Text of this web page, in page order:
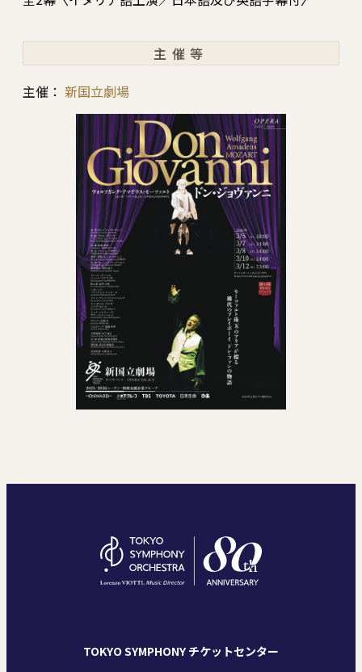
主催等
主催： 新国立劇場
TOKYO SYMPHONY チケットセンター